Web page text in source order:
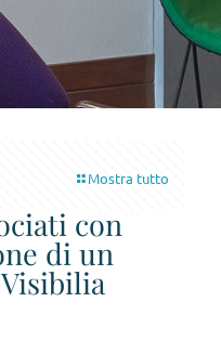
Mostra tutto
con
di un